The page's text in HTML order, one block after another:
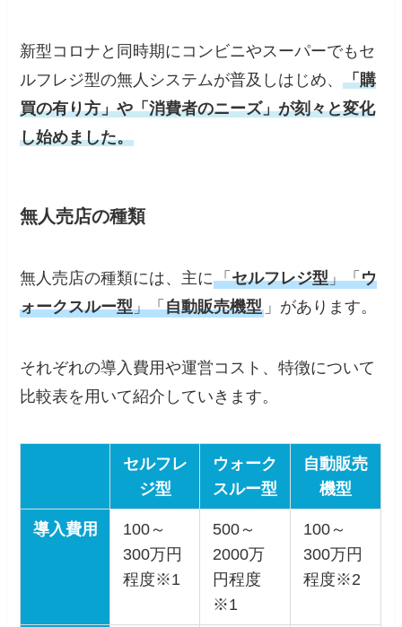
新型コロナと同時期にコンビニやスーパーでもセ
ルフレジ型の無人システムが普及しはじめ、「購
買の有り方」や「消費者のニーズ」が刻々と変化
し始めました。
無人売店の種類
無人売店の種類には、主に「セルフレジ型」「ウ
ォークスルー型」「自動販売機型 」があります。
それぞれの導入費用や運営コスト、特徴について
比較表を用いて紹介していきます。
セルフレ
ジ型
ウォーク
スルー型
自動販売
機型
導入費用
100～
300万円
程度※1
500～
2000万
円程度
※1
100～
300万円
程度※2